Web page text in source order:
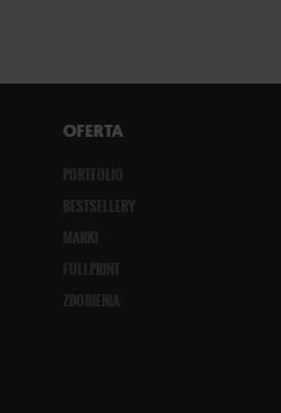
OFERTA
PORTFOLIO
BESTSELLERY
MARKI
FULLPRINT
ZDOBIENIA